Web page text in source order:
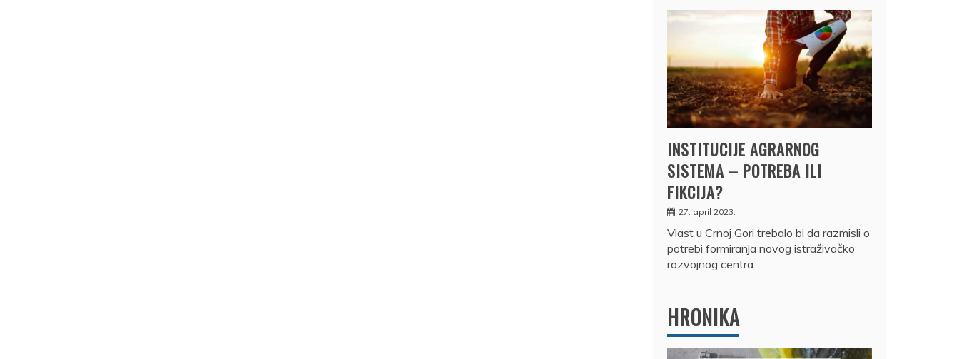
INSTITUCIJE AGRARNOG
SISTEMA – POTREBA ILI
FIKCIJA?
27. april 2023.
Vlast u Crnoj Gori trebalo bi da razmisli o
potrebi formiranja novog istraživačko
razvojnog centra…
HRONIKA